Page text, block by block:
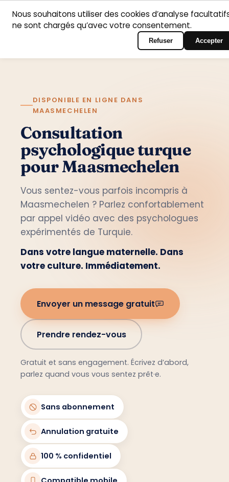
AccueilDomaines
d’intervention
PsychologuesContact
Français Connexion au portail
DISPONIBLE EN LIGNE DANS
MAASMECHELEN
Consultation
psychologique turque
pour Maasmechelen
Vous sentez-vous parfois incompris à
Maasmechelen ? Parlez confortablement
par appel vidéo avec des psychologues
expérimentés de Turquie.
Dans votre langue maternelle. Dans
votre culture. Immédiatement.
Envoyer un message gratuit
Prendre rendez-vous
Gratuit et sans engagement. Écrivez d’abord,
parlez quand vous vous sentez prêt·e.
Sans abonnement
Annulation gratuite
100 % confidentiel
Nous souhaitons utiliser des cookies d’analyse
ne sont chargés qu’avec votre consentement.
Refuser Accepter